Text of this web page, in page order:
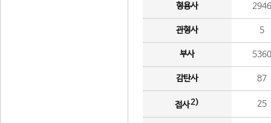
형용사 2946
관형사 5
부사 5360
감탄사 87
접사2) 25